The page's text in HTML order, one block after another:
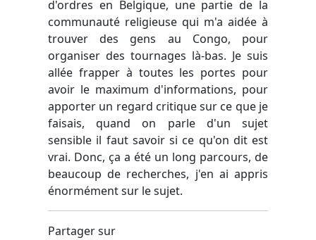
d'ordres en Belgique, une partie de la
communauté religieuse qui m'a aidée à
trouver des gens au Congo, pour
organiser des tournages là-bas. Je suis
allée frapper à toutes les portes pour
avoir le maximum d'informations, pour
apporter un regard critique sur ce que je
faisais, quand on parle d'un sujet
sensible il faut savoir si ce qu'on dit est
vrai. Donc, ça a été un long parcours, de
beaucoup de recherches, j'en ai appris
énormément sur le sujet.
Partager sur